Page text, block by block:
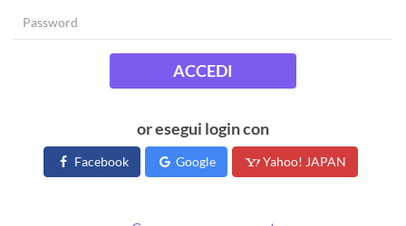
ACCEDI
or esegui login con
Facebook Google Yahoo! JAPAN